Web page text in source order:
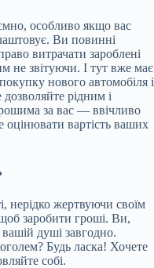
особливо якщо вас
Ви повинні
витрачати зароблені
не звітуючи. І тут вже має
нового автомобіля і
рідним і
за вас — ввічливо
оцінювати вартість ваших
нерідко жертвуючи своїм
заробити гроші. Ви,
вашій душі завгодно.
Будь ласка! Хочете
собі.